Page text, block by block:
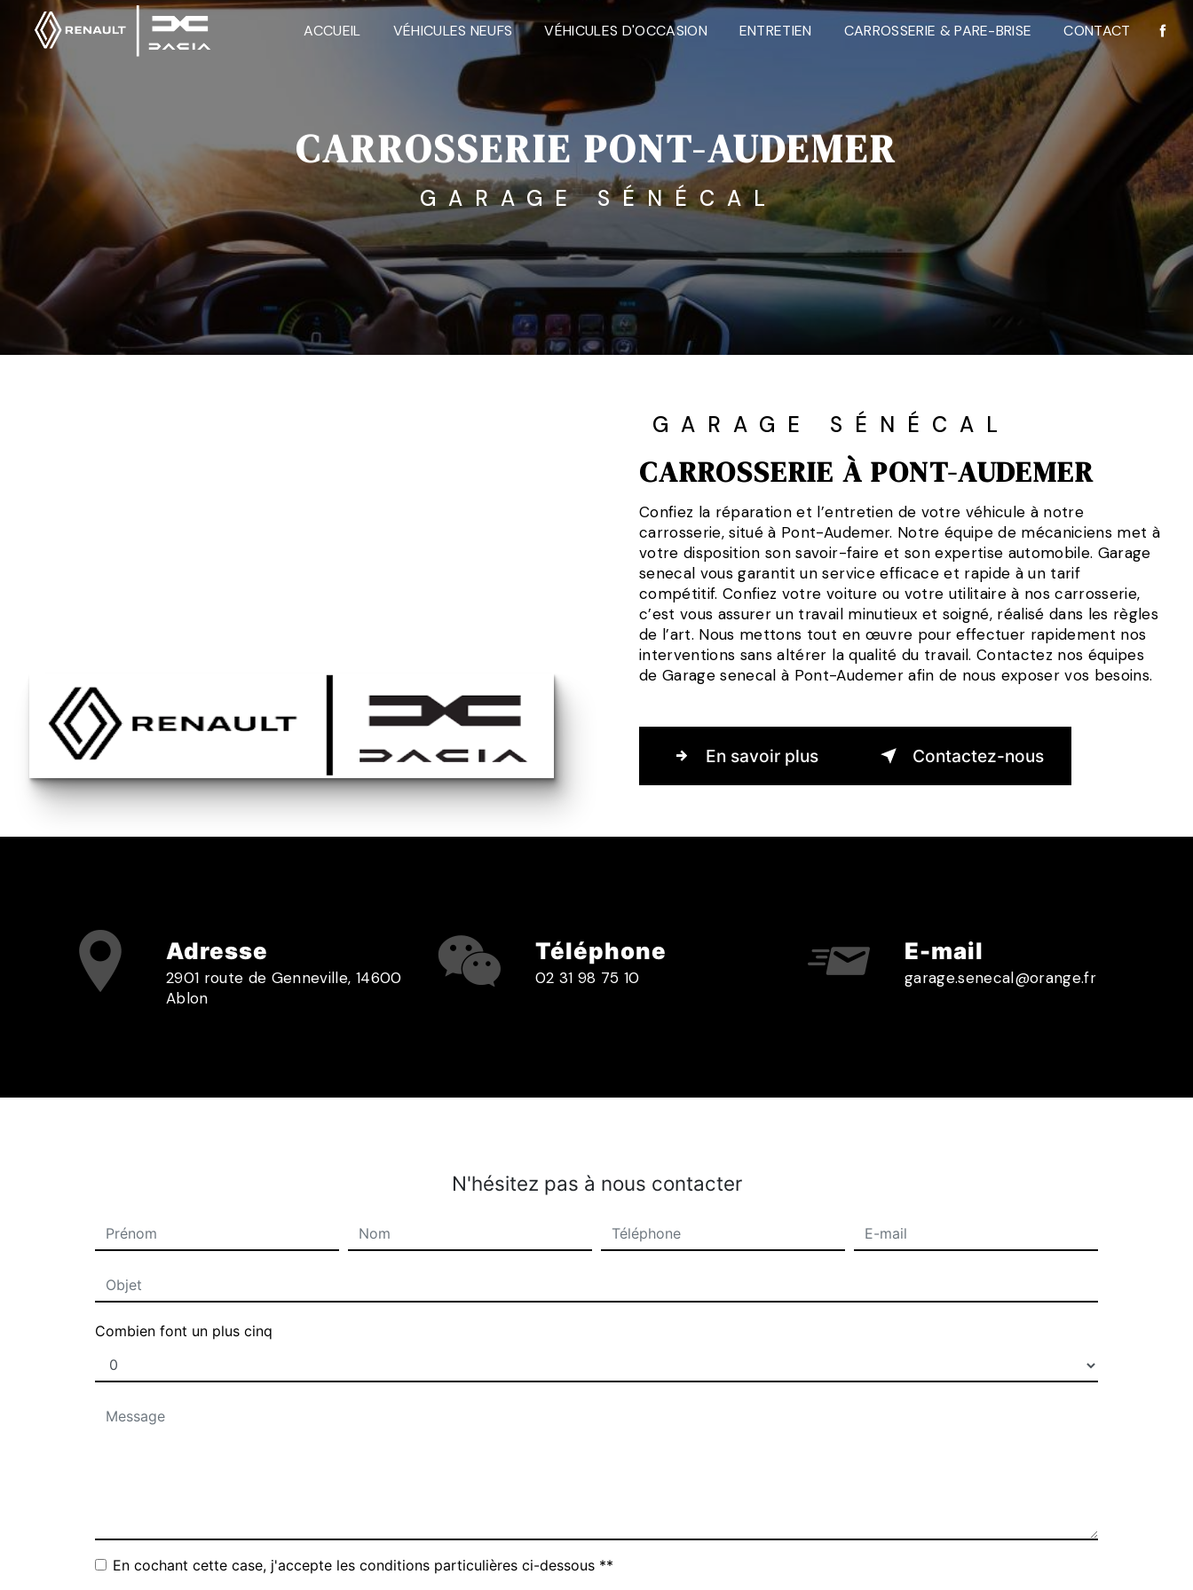
ACCUEIL VÉHICULES NEUFS VÉHICULES D'OCCASION ENTRETIEN CARROSSERIE & PARE-BRISE CONTACT
CARROSSERIE PONT-AUDEMER
GARAGE SÉNÉCAL
GARAGE SÉNÉCAL
CARROSSERIE À PONT-AUDEMER
Confiez la réparation et l’entretien de votre véhicule à notre
carrosserie, situé à Pont-Audemer. Notre équipe de mécaniciens met à
votre disposition son savoir-faire et son expertise automobile. Garage
senecal vous garantit un service efficace et rapide à un tarif
compétitif. Confiez votre voiture ou votre utilitaire à nos carrosserie,
c’est vous assurer un travail minutieux et soigné, réalisé dans les règles
de l’art. Nous mettons tout en œuvre pour effectuer rapidement nos
interventions sans altérer la qualité du travail. Contactez nos équipes
de Garage senecal à Pont-Audemer afin de nous exposer vos besoins.
En savoir plus Contactez-nous
Adresse
2901 route de Genneville, 14600
Ablon
Téléphone
02 31 98 75 10
E-mail
garage.senecal@orange.fr
N'hésitez pas à nous contacter
Combien font un plus cinq
En cochant cette case, j'accepte les conditions particulières ci-dessous **
Panneau de gestion des cookies